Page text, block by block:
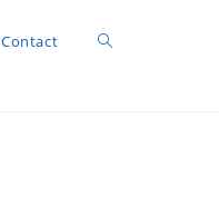
Contact